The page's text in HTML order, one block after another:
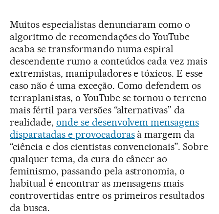
Muitos especialistas denunciaram como o
algoritmo de recomendações do YouTube
acaba se transformando numa espiral
descendente rumo a conteúdos cada vez mais
extremistas, manipuladores e tóxicos. E esse
caso não é uma exceção. Como defendem os
terraplanistas, o YouTube se tornou o terreno
mais fértil para versões “alternativas” da
realidade, onde se desenvolvem mensagens
disparatadas e provocadorasà margem da
“ciência e dos cientistas convencionais”. Sobre
qualquer tema, da cura do câncer ao
feminismo, passando pela astronomia, o
habitual é encontrar as mensagens mais
controvertidas entre os primeiros resultados
da busca.